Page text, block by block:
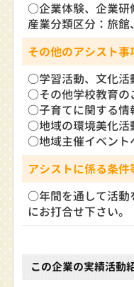
○企業体験、企業研
産業分類区分：旅館
その他のアシスト事
○学習活動、文化活
○その他学校教育の
○子育てに関する情
○地域の環境美化活
○地域主催イベント
アシストに係る条件
○年間を通して活動
にお打合せ下さい。
この企業の実績活動